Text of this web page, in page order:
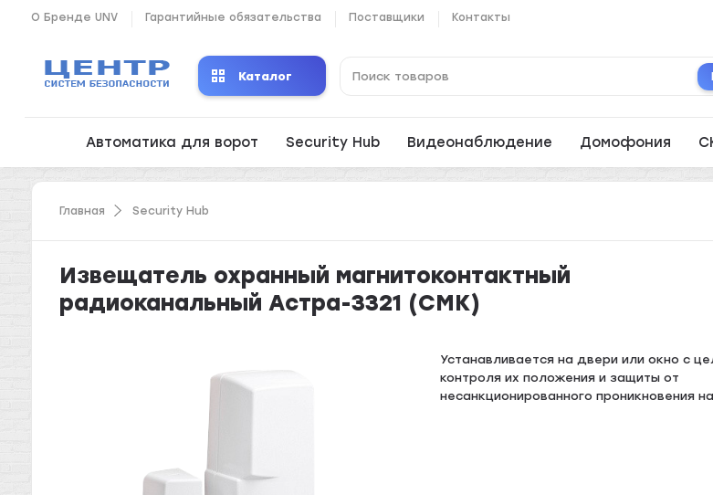
О Бренде UNV Гарантийные обязательства Поставщики Контакты
Каталог
Автоматика для ворот Security Hub Видеонаблюдение Домофония
Главная Security Hub
Извещатель охранный магнитоконтактный
радиоканальный Астра-3321 (СМК)
Устанавливается на двери или окно с
контроля их положения и защиты от
несанкционированного проникновения